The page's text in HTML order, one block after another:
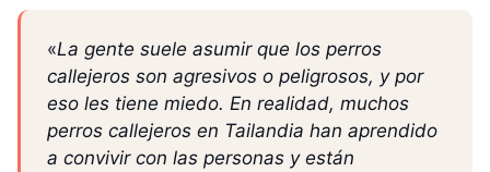
«La gente suele asumir que los perros
callejeros son agresivos o peligrosos, y por
eso les tiene miedo. En realidad, muchos
perros callejeros en Tailandia han aprendido
a convivir con las personas y están